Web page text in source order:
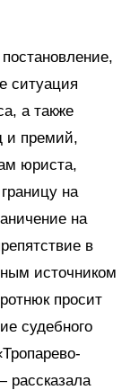
ситуация
а также
и премий,
юриста,
на
на
в
источником
просит
судебного
рассказала